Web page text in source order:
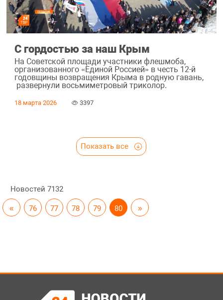
С гордостью за наш Крым
На Советской площади участники флешмоба,
организованного «Единой Россией» в честь 12-й
годовщины возвращения Крыма в родную гавань,
развернули восьмиметровый триколор.
18 марта 2026 3397
Показать все
Новостей 7132
« 76 77 78 79 80 »